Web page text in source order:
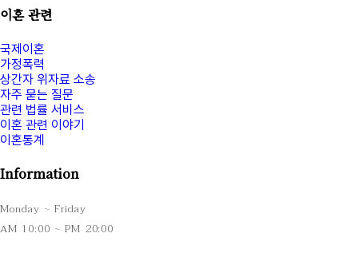
이혼 관련
국제이혼
가정폭력
상간자 위자료 소송
자주 묻는 질문
관련 법률 서비스
이혼 관련 이야기
이혼통계
Information
Monday ~ Friday
AM 10:00 ~ PM 20:00